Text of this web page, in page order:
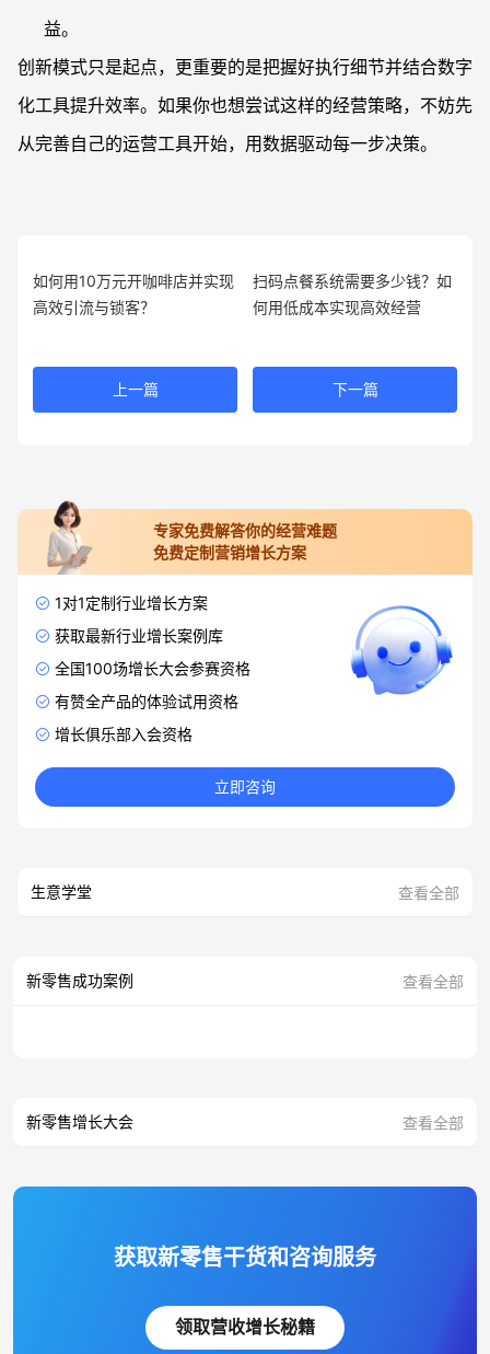
益。
创新模式只是起点，更重要的是把握好执行细节并结合数字
化工具提升效率。如果你也想尝试这样的经营策略，不妨先
从完善自己的运营工具开始，用数据驱动每一步决策。
如何用10万元开咖啡店并实现
高效引流与锁客？
上一篇
扫码点餐系统需要多少钱？如
何用低成本实现高效经营
下一篇
专家免费解答你的经营难题
免费定制营销增长方案
1对1定制行业增长方案
获取最新行业增长案例库
全国100场增长大会参赛资格
有赞全产品的体验试用资格
增长俱乐部入会资格
立即咨询
生意学堂 查看全部
新零售成功案例 查看全部
新零售增长大会 查看全部
获取新零售干货和咨询服务
领取营收增长秘籍